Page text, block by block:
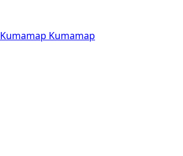
Kumamap Kumamap